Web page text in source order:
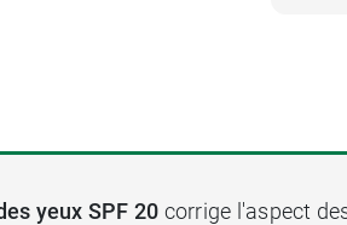
yeux SPF 20 corrige l'aspect